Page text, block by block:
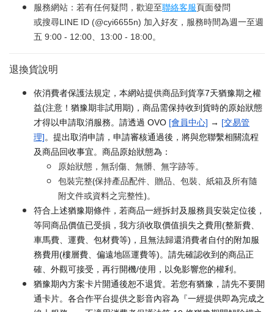
服務網站：若有任何疑問，歡迎至聯絡客服頁面發問
或搜尋LINE ID (@cyi6655n) 加入好友，服務時間為週一至週
五 9:00 - 12:00、13:00 - 18:00。
退換貨說明
依消費者保護法規定，本網站提供商品到貨享7天猶豫期之權
益(注意！猶豫期非試用期)，商品需保持收到貨時的原始狀態
才得以申請取消服務。請透過 OVO [會員中心] → [交易管
理]。提出取消申請，申請審核通過後，將與您聯繫相關流程
及商品回收事宜。商品原始狀態為：
原始狀態，無刮傷、無髒、無字跡等。
包裝完整(保持產品配件、贈品、包裝、紙箱及所有隨
附文件或資料之完整性)。
符合上述猶豫期條件，若商品一經拆封及服務員安裝定位後，
等同商品價值已受損，我方須收取價值損失之費用(整新費、
車馬費、運費、包材費等)，且無法歸還消費者自付的附加服
務費用(樓層費、偏遠地區運費等)。請先確認收到的商品正
確、外觀可接受，再行開機/使用，以免影響您的權利。
猶豫期內方案卡片開通後恕不退貨。若您有猶豫，請先不要開
通卡片。各合作平台提供之影音內容為『一經提供即為完成之